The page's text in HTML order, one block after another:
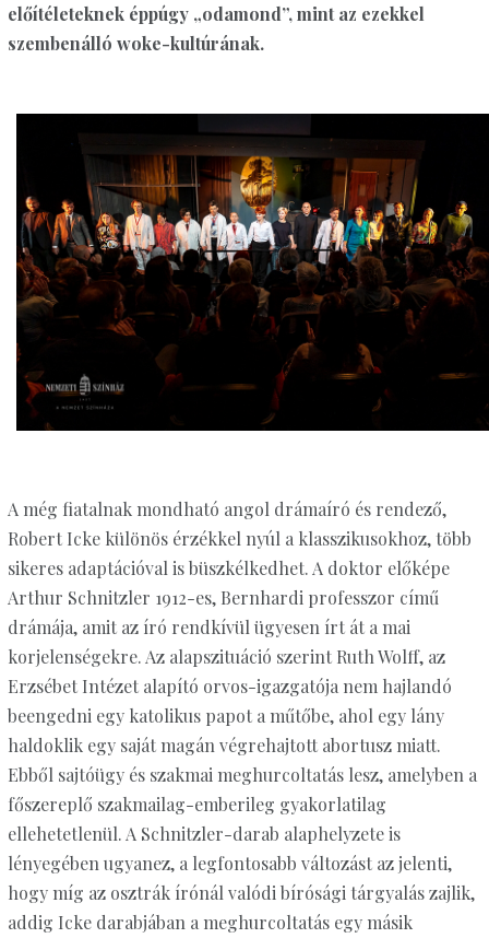
előítéleteknek éppúgy „odamond”, mint az ezekkel
szembenálló woke-kultúrának.
A még fiatalnak mondható angol drámaíró és rendező,
Robert Icke különös érzékkel nyúl a klasszikusokhoz, több
sikeres adaptációval is büszkélkedhet. A doktor előképe
Arthur Schnitzler 1912-es, Bernhardi professzor című
drámája, amit az író rendkívül ügyesen írt át a mai
korjelenségekre. Az alapszituáció szerint Ruth Wolff, az
Erzsébet Intézet alapító orvos-igazgatója nem hajlandó
beengedni egy katolikus papot a műtőbe, ahol egy lány
haldoklik egy saját magán végrehajtott abortusz miatt.
Ebből sajtóügy és szakmai meghurcoltatás lesz, amelyben a
főszereplő szakmailag-emberileg gyakorlatilag
ellehetetlenül. A Schnitzler-darab alaphelyzete is
lényegében ugyanez, a legfontosabb változást az jelenti,
hogy míg az osztrák írónál valódi bírósági tárgyalás zajlik,
addig Icke darabjában a meghurcoltatás egy másik